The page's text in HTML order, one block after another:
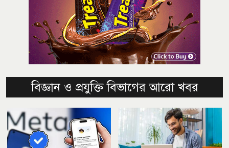
বিজ্ঞান ও প্রযুক্তি বিভাগের আরো খবর